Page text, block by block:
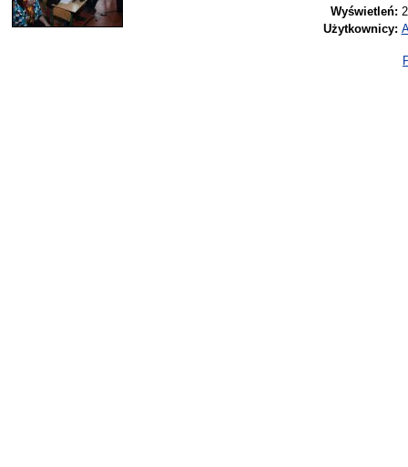
Wyświetleń:
Użytkownicy: